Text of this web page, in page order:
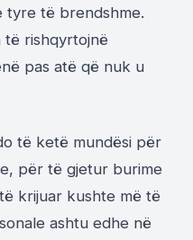
tyre të brendshme.
të rishqyrtojnë
pas atë që nuk u
të ketë mundësi për
për të gjetur burime
krijuar kushte më të
ashtu edhe në